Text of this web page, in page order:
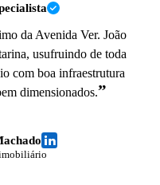
da Avenida Ver. João
usufruindo de toda
com boa infraestrutura
dimensionados.”